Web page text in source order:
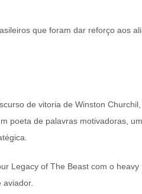
que foram dar reforço aos
de vitoria de Winston
poeta de palavras motivadoras,
Legacy of The Beast com o heavy